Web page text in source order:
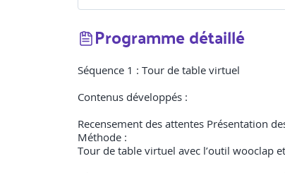
Programme détaillé
Séquence 1 : Tour de table virtuel
Contenus développés :
Recensement des attentes Présentation
Méthode :
Tour de table virtuel avec l’outil wooclap